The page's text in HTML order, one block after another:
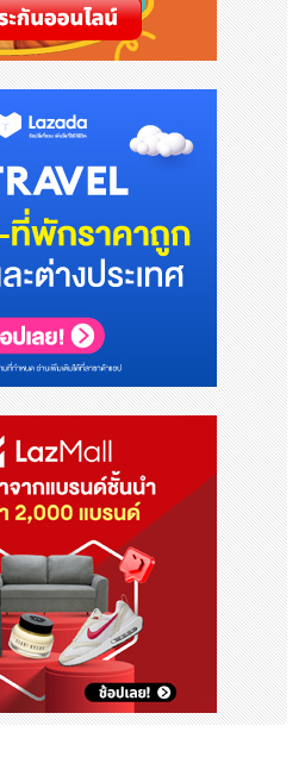
ะเทศและดินแดนเกาะผ่าน 5 หน่ว
สติกส์ (Crowley Logistics), โค
โครว์ลีย์ กัฟเวิร์นเมนต์
Solutions), โครว์ลีย์ วิ
Wind Services) และโครว์ลีย์ ฟู
อมูลเพิ่มเติมเกี่ยวกับโครว์ลีย์, ห
ที่ www.crowley.com
media/20
media/1931